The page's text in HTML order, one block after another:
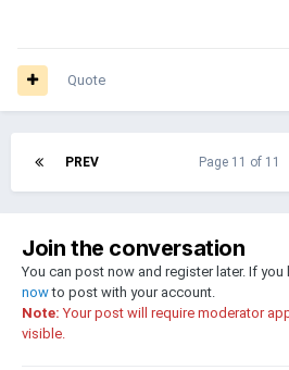
Quote
PREV Page 11 of 11
Join the conversation
You can post now and register later. If you
nowto post with your account.
Note: Your post will require moderator
visible.